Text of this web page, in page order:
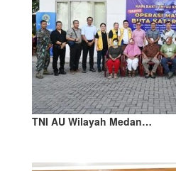
TNI AU Wilayah Medan…